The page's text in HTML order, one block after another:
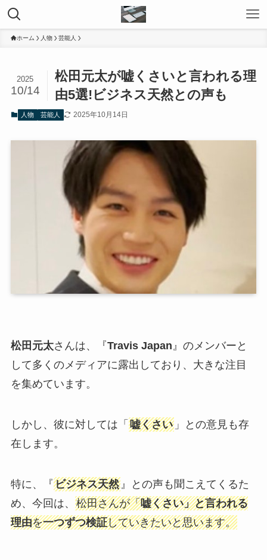
ホーム 人物 芸能人
松田元太が嘘くさいと言われる理
由5選!ビジネス天然との声も
2025
10/14
人物 芸能人 2025年10月14日
松田元太さんは、『Travis Japan』のメンバーと
して多くのメディアに露出しており、大きな注目
を集めています。
しかし、彼に対しては「 嘘くさい」との意見も存
在します。
特に、『ビジネス天然』との声も聞こえてくるた
め、今回は、 松田さんが「嘘くさい」と言われる
理由を一つずつ検証していきたいと思います。